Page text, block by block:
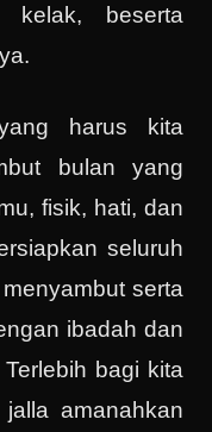
beserta
harus kita
bulan yang
fisik, hati, dan
seluruh
serta
ibadah dan
bagi kita
amanahkan